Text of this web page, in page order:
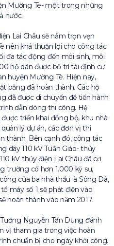
Mường Tè- một trong những
nước.
Lai Châu sẽ nằm trọn vẹn
nên khá thuận lợi cho công tác
đa tác động đến môi sinh, môi
hộ dân được bố trí tái định cư
huyện Mường Tè. Hiện nay,
bằng đã hoàn thành. Các hộ
đã được di chuyển để tiến hành
dẫn dòng thi công. Hệ
triển khai đồng bộ, khu nhà
lý dự án, các đơn vị thi
thành. Bên cạnh đó, công tác
dây 110 kV Tuần Giáo- thủy
kV thủy điện Lai Châu đã cơ
trường có hơn 1.000 kỹ sư,
của ba nhà thầu là Sông Ðà,
máy số 1 sẽ phát điện vào
hoàn thành vào năm 2017.
Nguyễn Tấn Dũng đánh
vị tham gia trong việc hoàn
chuẩn bị cho ngày khởi công.